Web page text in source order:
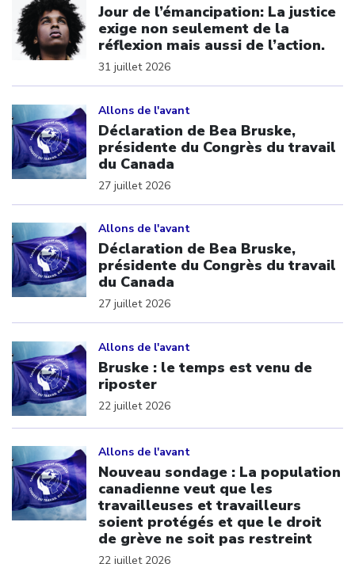
Jour de l’émancipation: La justice
exige non seulement de la
réflexion mais aussi de l’action.
31 juillet 2026
Allons de l'avant
Déclaration de Bea Bruske,
présidente du Congrès du travail
du Canada
27 juillet 2026
Allons de l'avant
Déclaration de Bea Bruske,
présidente du Congrès du travail
du Canada
27 juillet 2026
Allons de l'avant
Bruske : le temps est venu de
riposter
22 juillet 2026
Allons de l'avant
Nouveau sondage : La population
canadienne veut que les
travailleuses et travailleurs
soient protégés et que le droit
de grève ne soit pas restreint
22 juillet 2026